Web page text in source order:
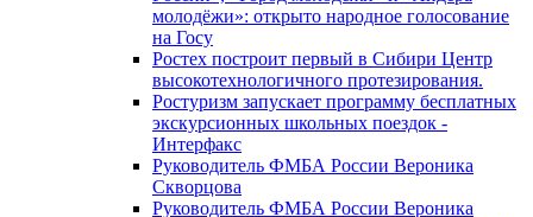
молодёжи»: открыто народное голосование
на Госу
Ростех построит первый в Сибири Центр
высокотехнологичного протезирования.
Ростуризм запускает программу бесплатных
экскурсионных школьных поездок -
Интерфакс
Руководитель ФМБА России Вероника
Скворцова
Руководитель ФМБА России Вероника